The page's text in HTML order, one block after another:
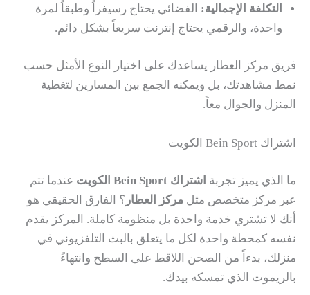
التكلفة الإجمالية: الفضائي يحتاج رسيفراً وطبقاً لمرة
واحدة، والرقمي يحتاج إنترنت سريعاً بشكل دائم.
فريق مركز العطار يساعدك على اختيار النوع الأمثل حسب
نمط مشاهدتك، بل ويمكنه الجمع بين المسارين لتغطية
المنزل والجوال معاً.
اشتراك Bein Sport الكويت
ما الذي يميز تجربة اشتراك Bein Sport الكويت
عندما تتم
عبر مركز متخصص مثل مركز العطار ؟ الفارق الحقيقي هو
أنك لا تشتري خدمة واحدة بل منظومة كاملة. المركز يقدم
نفسه كمحطة واحدة لكل ما يتعلق بالبث التلفزيوني في
منزلك، بدءاً من الصحن اللاقط على السطح وانتهاءً
بالريموت الذي تمسكه بيدك.